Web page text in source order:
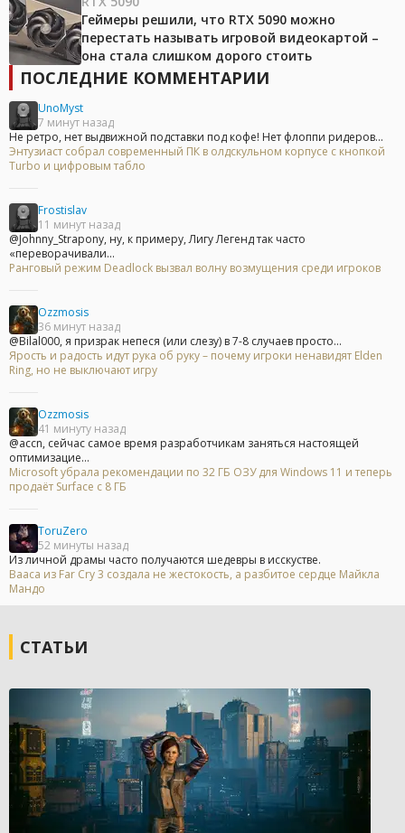
Геймеры решили, что RTX 5090 можно
перестать называть игровой видеокартой –
она стала слишком дорого стоить
ПОСЛЕДНИЕ КОММЕНТАРИИ
UnoMyst
7 минут назад
Не ретро, нет выдвижной подставки под кофе! Нет флоппи ридеров...
Энтузиаст собрал современный ПК в олдскульном корпусе с кнопкой
Turbo и цифровым табло
Frostislav
11 минут назад
@Johnny_Strapony, ну, к примеру, Лигу Легенд так часто
«переворачивали...
Ранговый режим Deadlock вызвал волну возмущения среди игроков
Ozzmosis
36 минут назад
@Bilal000, я призрак непеся (или слезу) в 7-8 случаев просто...
Ярость и радость идут рука об руку – почему игроки ненавидят Elden
Ring, но не выключают игру
Ozzmosis
41 минуту назад
@accn, сейчас самое время разработчикам заняться настоящей
оптимизацие...
Microsoft убрала рекомендации по 32 ГБ ОЗУ для Windows 11 и теперь
продаёт Surface с 8 ГБ
ToruZero
52 минуты назад
Из личной драмы часто получаются шедевры в исскустве.
Вааса из Far Cry 3 создала не жестокость, а разбитое сердце Майкла
Мандо
СТАТЬИ